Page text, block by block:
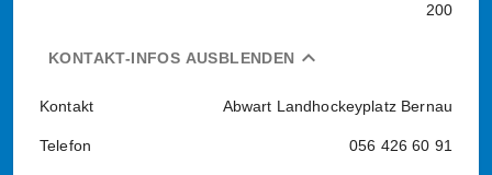
200
expand_less
KONTAKT-INFOS AUSBLENDEN
Kontakt Abwart Landhockeyplatz Bernau
Telefon 056 426 60 91